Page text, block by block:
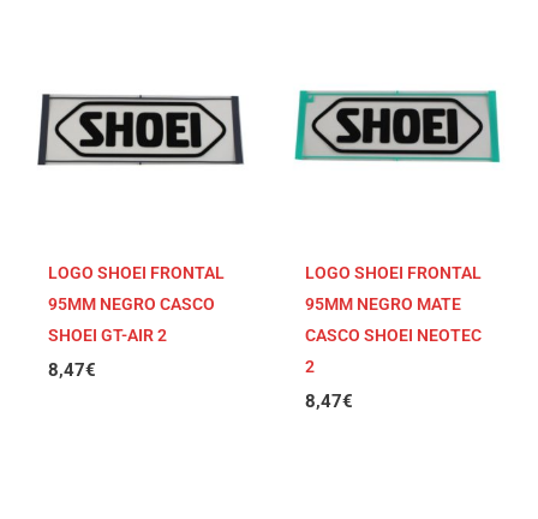
LOGO SHOEI FRONTAL
95MM NEGRO CASCO
SHOEI GT-AIR 2
8,47€
LOGO SHOEI FRONTAL
95MM NEGRO MATE
CASCO SHOEI NEOTEC
2
8,47€